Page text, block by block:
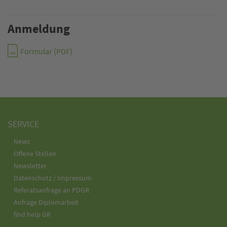
Anmeldung
Formular (PDF)
SERVICE
News
Offene Stellen
Newsletter
Datenschutz / Impressum
Referatsanfrage an PDGR
Anfrage Diplomarbeit
find help GR